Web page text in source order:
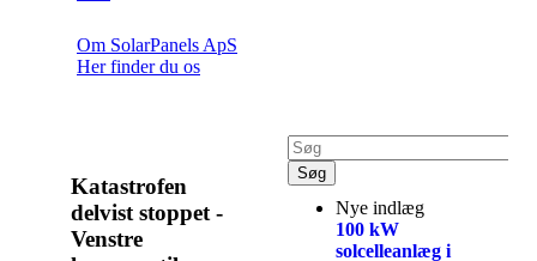
Om SolarPanels ApS
Her finder du os
Katastrofen
delvist stoppet -
Venstre
Nye indlæg
100 kW
solcelleanlæg i